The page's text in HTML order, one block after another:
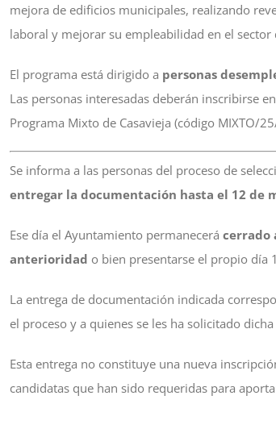
mejora de edificios municipales, realizando
laboral y mejorar su empleabilidad en el sector
El programa está dirigido a personas
Las personas interesadas deberán inscribirse
Programa Mixto de Casavieja (código MIXTO/
Se informa a las personas del proceso de
entregar la documentación hasta el 12 de
Ese día el Ayuntamiento permanecerá cerrado
anterioridad o bien presentarse el propio día
La entrega de documentación indicada
el proceso y a quienes se les ha solicitado
Esta entrega no constituye una nueva
candidatas que han sido requeridas para